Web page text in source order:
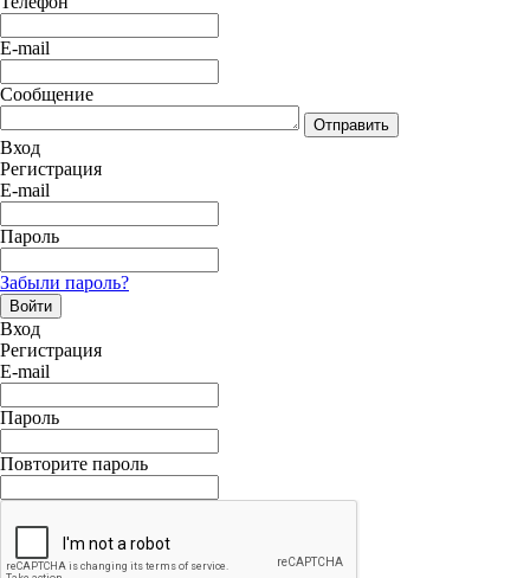
E-mail
Сообщение
Отправить
Вход
Регистрация
E-mail
Пароль
Забыли пароль?
Войти
Вход
Регистрация
E-mail
Пароль
Повторите пароль